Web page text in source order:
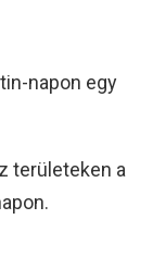
napon egy
területeken a